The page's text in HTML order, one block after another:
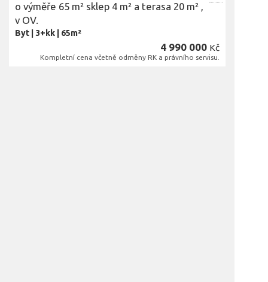
o výměře 65 m² sklep 4 m² a terasa 20 m² ,
v OV.
Byt 3+kk 65m²
4 990 000 Kč
Kompletní cena včetně odměny RK a právního servisu.